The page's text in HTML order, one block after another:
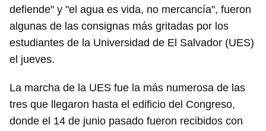
defiende" y "el agua es vida, no mercancía", fueron
algunas de las consignas más gritadas por los
estudiantes de la Universidad de El Salvador (UES)
el jueves.
La marcha de la UES fue la más numerosa de las
tres que llegaron hasta el edificio del Congreso,
donde el 14 de junio pasado fueron recibidos con